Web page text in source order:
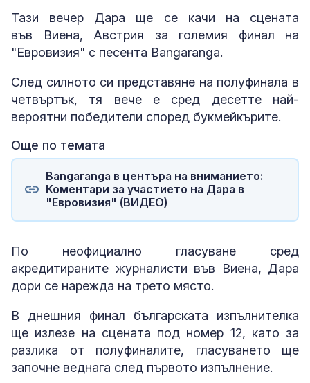
Тази вечер Дара ще се качи на сцената
във Виена, Австрия за големия финал на
"Евровизия" с песента Bangaranga.
След силното си представяне на полуфинала в
четвъртък, тя вече е сред десетте най-
вероятни победители според букмейкърите.
Още по темата
Bangaranga в центъра на вниманието:
Коментари за участието на Дара в
"Евровизия" (ВИДЕО)
По неофициално гласуване сред
акредитираните журналисти във Виена, Дара
дори се нарежда на трето място.
В днешния финал българската изпълнителка
ще излезе на сцената под номер 12, като за
разлика от полуфиналите, гласуването ще
започне веднага след първото изпълнение.